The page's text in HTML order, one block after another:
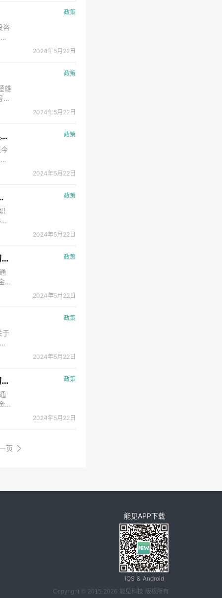
政策
咨
2024年5月22日
政策
雄
：
2024年5月22日
政策
武义县市场监督管理局公告至2024年5月22日，武义县桐琴镇宁宇电动工具配件厂等329户企业被吊销营业执照已逾三年，至今未办理注销登记手续。根据《中华人民共和国行政许可法》第六十一条规定，现责令上述企业、股东（主办者）、企业法定代表人（负责人）依法组织清算，并于本公告发布之日起六个月内向我局申请注销登记或办理清算组备案手续，逾期将依据《中
2024年5月22日
政策
赛呼和浩特市选拔赛的通知
2024年5月22日
政策
关于2024年省级工业专项资金生产制造方式转型项目（第一批）分配方案的公示
2024年5月22日
政策
于
2024年5月22日
政策
关于2024年省级工业专项资金生产制造方式转型项目（第一批）分配方案的公示
2024年5月22日
页
能见APP下载
iOS & Android
Copyrignt © 2015-2026 能见科技 版权所有